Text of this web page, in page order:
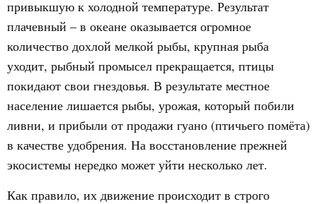
привыкшую к холодной температуре. Результат
плачевный – в океане оказывается огромное
количество дохлой мелкой рыбы, крупная рыба
уходит, рыбный промысел прекращается, птицы
покидают свои гнездовья. В результате местное
население лишается рыбы, урожая, который побили
ливни, и прибыли от продажи гуано (птичьего помёта)
в качестве удобрения. На восстановление прежней
экосистемы нередко может уйти несколько лет.
Как правило, их движение происходит в строго